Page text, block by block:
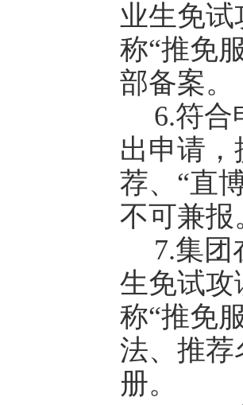
业生免试
称“推免
部备案。
6.符合
出申请
荐、 “直
不可兼报
7.集团
生免试攻
称“推免
法、推荐
册。